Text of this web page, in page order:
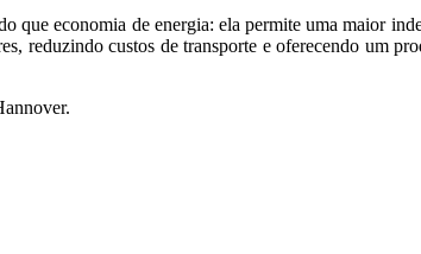
economia de energia: ela permite uma maior
reduzindo custos de transporte e oferecendo um